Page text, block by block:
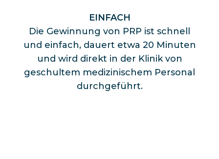
EINFACH
Die Gewinnung von PRP ist schnell
und einfach, dauert etwa 20 Minuten
und wird direkt in der Klinik von
geschultem medizinischem Personal
durchgeführt.